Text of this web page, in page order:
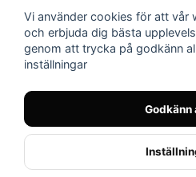
© Nilssons MC - Allt
Instagram
Vi använder cookies för att vår
och erbjuda dig bästa
genom att trycka på godkänn
inställningar
Godkänn